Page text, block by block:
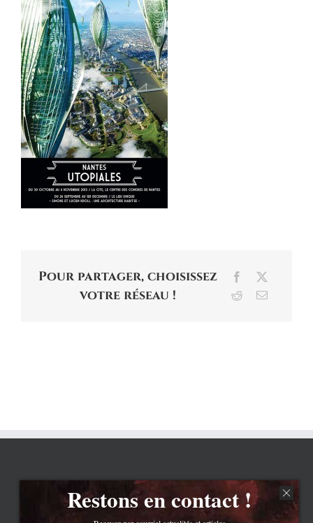
Pour partager, choisissez
votre réseau !
Facebook
RedditEmail
Restons en contact !